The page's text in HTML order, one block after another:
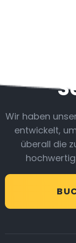
Wir haben
entwickelt,
überall die